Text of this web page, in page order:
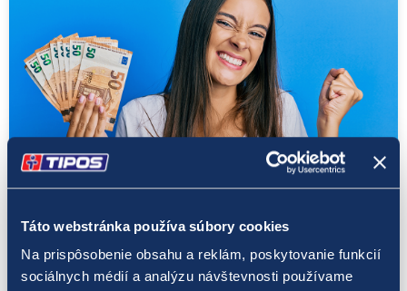
Táto webstránka používa súbory cookies
Na prispôsobenie obsahu a reklám, poskytovanie funkcií
sociálnych médií a analýzu návštevnosti používame
LOTO 5 z 35
V hre LOTO 5 z 35 padol ďalší skvelý jackpot
– vyše 95 tisíc eur